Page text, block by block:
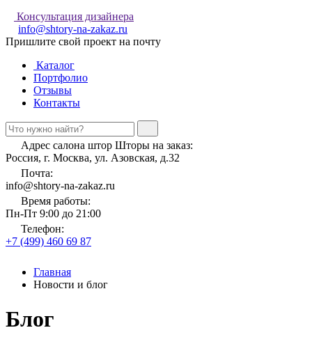
Консультация дизайнера
info@shtory-na-zakaz.ru
Пришлите свой проект на почту
Каталог
Портфолио
Отзывы
Контакты
Адрес салона штор Шторы на заказ:
Россия, г. Москва, ул. Азовская, д.32
Почта:
info@shtory-na-zakaz.ru
Время работы:
Пн-Пт 9:00 до 21:00
Телефон:
+7 (499) 460 69 87
Главная
Новости и блог
Блог